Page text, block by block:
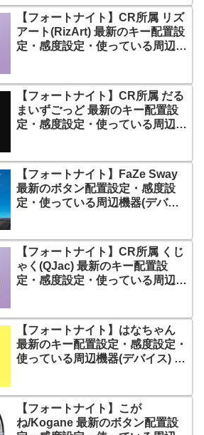
【フォートナイト】CR所属 リズ
アート(RizArt) 最新のキー配置設
定・感度設定・使っている周辺機
【フォートナイト】CR所属 だる
まいずごっど 最新のキー配置設
定・感度設定・使っている周辺機
【フォートナイト】FaZe Sway
最新のボタン配置設定・感度設
定・使っている周辺機器(デバイ
【フォートナイト】CR所属 くじ
ゃく(QJac) 最新のキー配置設
定・感度設定・使っている周辺機
【フォートナイト】はなちゃん
最新のキー配置設定・感度設定・
使っている周辺機器(デバイス) ま
【フォートナイト】こが
ね/Kogane 最新のボタン配置設